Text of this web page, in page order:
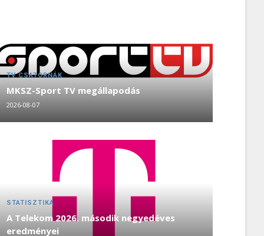
TV CSATORNÁK
MKSZ-Sport TV megállapodás
2026-08-07
STATISZTIKA
A Telekom 2026. második negyedéves
eredményei